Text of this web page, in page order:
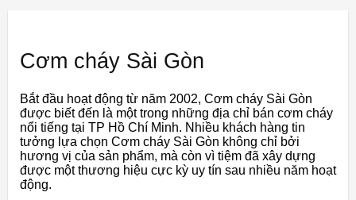
Cơm cháy Sài Gòn
Bắt đầu hoạt động từ năm 2002, Cơm cháy Sài Gòn
được biết đến là một trong những địa chỉ bán cơm cháy
nổi tiếng tại TP Hồ Chí Minh. Nhiều khách hàng tin
tưởng lựa chọn Cơm cháy Sài Gòn không chỉ bởi
hương vị của sản phẩm, mà còn vì tiệm đã xây dựng
được một thương hiệu cực kỳ uy tín sau nhiều năm hoạt
động.